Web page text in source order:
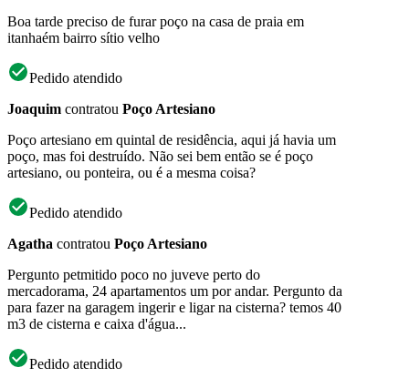
Boa tarde preciso de furar poço na casa de praia em
itanhaém bairro sítio velho
Pedido atendido
Joaquim contratou Poço Artesiano
Poço artesiano em quintal de residência, aqui já havia um
poço, mas foi destruído. Não sei bem então se é poço
artesiano, ou ponteira, ou é a mesma coisa?
Pedido atendido
Agatha contratou Poço Artesiano
Pergunto petmitido poco no juveve perto do
mercadorama, 24 apartamentos um por andar. Pergunto da
para fazer na garagem ingerir e ligar na cisterna? temos 40
m3 de cisterna e caixa d'água...
Pedido atendido